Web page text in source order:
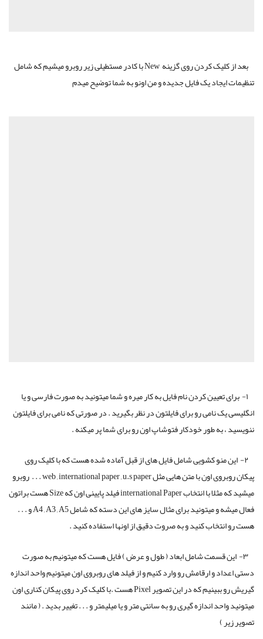
بعد از کلیک کردن روی گزینه New با کادر مستطیلی زیر روبرو میشیم که شامل
تنظیمات ایجاد یک فایل جدیده و من اونو به شما توضیح میدم
۱- برای تعیین کردن نام فایل به کار میره و شما میتونید به صورت فارسی و یا
انگلیسی یک نامی رو برای فایلتون در نظر بگیرید . در صورتی که نامی برای فایلتون
ننویسید ، به طور خودکار فتوشاپ اون رو برای شما پر میکنه .
۲- این منو کشویی شامل فایل های از قبل آماده شده هست که با کلیک روی
پیکان روبروی اون با متن هایی مثل web , international paper , u.s paper . . . روبرو
میشید که مثلا با انتخاب international Paper فیلد پایینی اون که Size هست براتون
فعال میشه و میتونید برای مثال سایز های این دسته که شامل A4 , A3 , A5 و . . .
هست رو انتخاب کنید و به صروت دقیق از اونها استفاده کنید .
۳- این قسمت شامل ابعاد ( طول و عرض ) فایل هست که میتونیم به صورت
دستی اعداد و ارقامش رو وارد کنیم و از فیلد های روبروی اون میتونیم واحد اندازه
گیریش رو ببینیم که در این تصویر Pixel هست .با کلیک کرد روی پیکان کناری اون
میتونید واحد اندازه گیری رو به سانتی متر و یا میلیمتر و . . . تغییر بدید . ( مانند
تصویر زیر )